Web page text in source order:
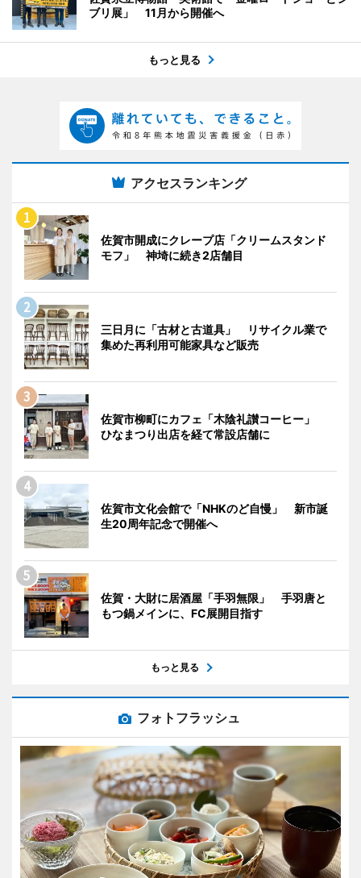
ブリ展」 11月から開催へ
もっと見る
アクセスランキング
佐賀市開成にクレープ店「クリームスタンド
モフ」 神埼に続き2店舗目
三日月に「古材と古道具」 リサイクル業で
集めた再利用可能家具など販売
佐賀市柳町にカフェ「木陰礼讃コーヒー」
ひなまつり出店を経て常設店舗に
佐賀市文化会館で「NHKのど自慢」 新市誕
生20周年記念で開催へ
佐賀・大財に居酒屋「手羽無限」 手羽唐と
もつ鍋メインに、FC展開目指す
もっと見る
フォトフラッシュ